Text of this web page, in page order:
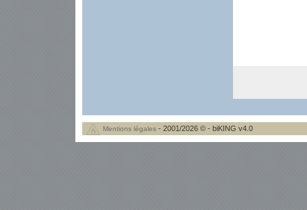
Mentions légales - 2001/2026 © - biKING v4.0